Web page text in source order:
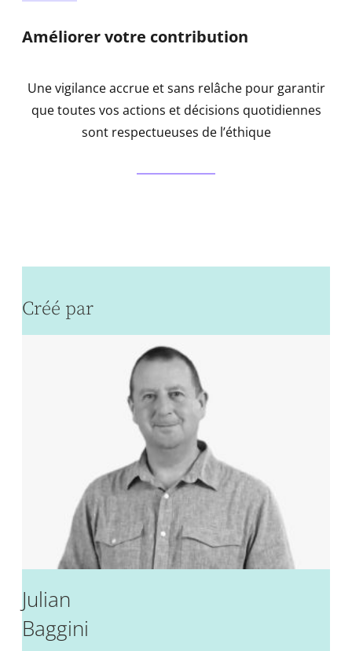
Améliorer votre contribution
Une vigilance accrue et sans relâche pour garantir
que toutes vos actions et décisions quotidiennes
sont respectueuses de l’éthique
Créé par
Julian
Baggini